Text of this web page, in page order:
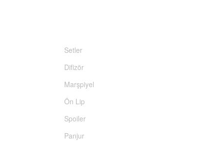
Setler
Difizör
Marşpiyel
Ön Lip
Spoiler
Panjur